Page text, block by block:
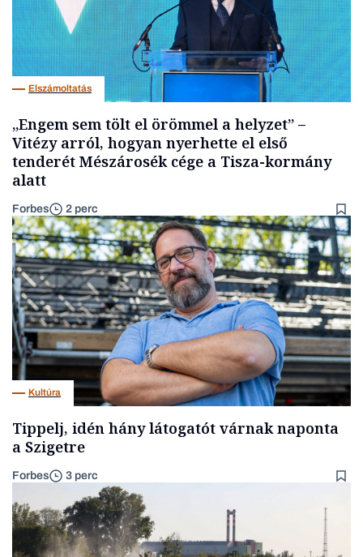
Elszámoltatás
„Engem sem tölt el örömmel a helyzet” –
Vitézy arról, hogyan nyerhette el első
tenderét Mészárosék cége a Tisza-kormány
alatt
Forbes 2 perc
Kultúra
Tippelj, idén hány látogatót várnak naponta
a Szigetre
Forbes 3 perc